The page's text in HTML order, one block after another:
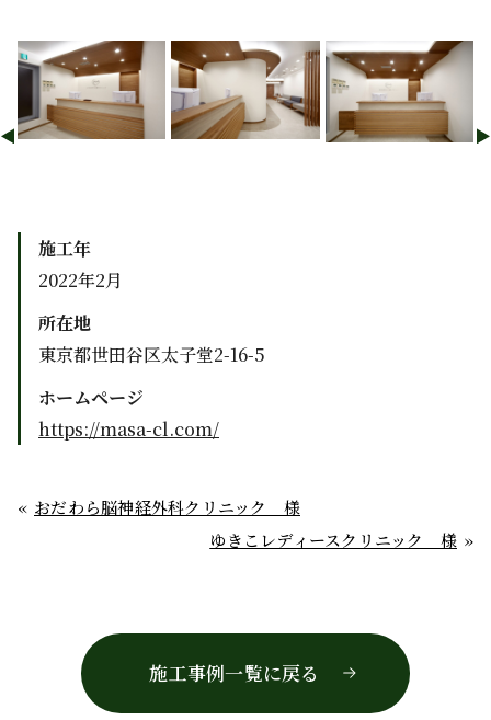
施工年
2022年2月
所在地
東京都世田谷区太子堂2-16-5
ホームページ
https://masa-cl.com/
おだわら脳神経外科クリニック 様
ゆきこレディースクリニック 様
施工事例一覧に戻る